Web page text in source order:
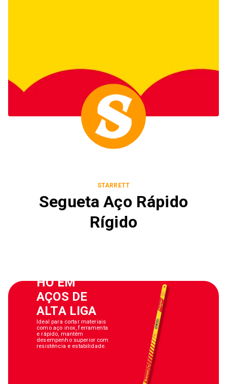
STARRETT
Segueta Aço Rápido
Rígido
HO EM
AÇOS DE
ALTA LIGA
Ideal para cortar materiais
como aço inox, ferramenta
e rápido, mantém
desempenho superior com
resistência e estabilidade.